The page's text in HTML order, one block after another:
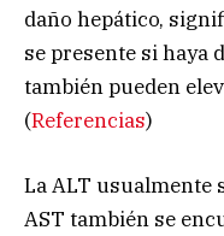
daño hepático,
se presente si haya
también pueden
(Referencias)
La ALT usualmente
AST también se